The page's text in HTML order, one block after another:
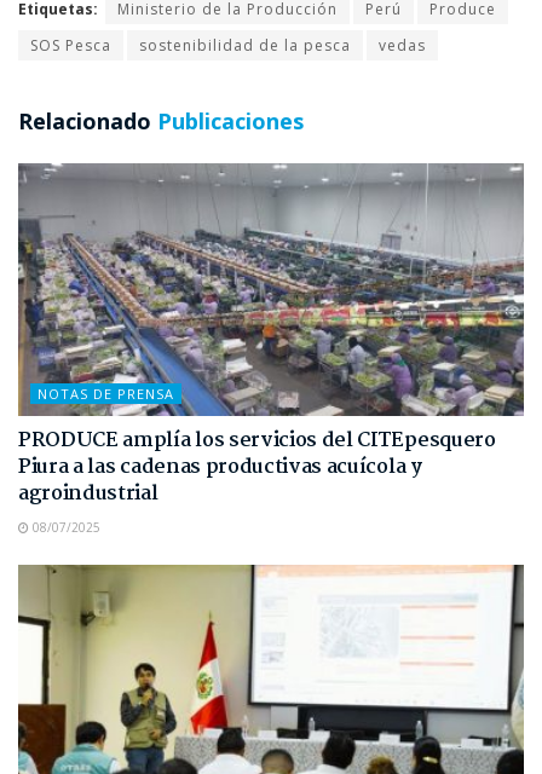
Etiquetas: Ministerio de la Producción Perú
Produce
SOS Pesca
sostenibilidad de la pesca vedas
Relacionado Publicaciones
NOTAS DE PRENSA
PRODUCE amplía los servicios del CITEpesquero
Piura a las cadenas productivas acuícola y
agroindustrial
08/07/2025